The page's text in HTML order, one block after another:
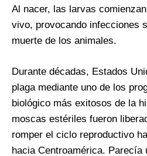
Al nacer, las larvas
vivo, provocando infecciones
muerte de los animales.
Durante décadas, Estados
plaga mediante uno de los
biológico más exitosos de la
moscas estériles fueron
romper el ciclo reproductivo
hacia Centroamérica. Parecía